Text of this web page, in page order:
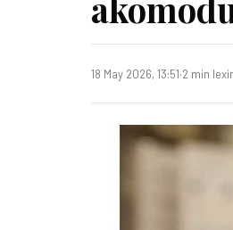
18 May 2026, 13:51·2 min